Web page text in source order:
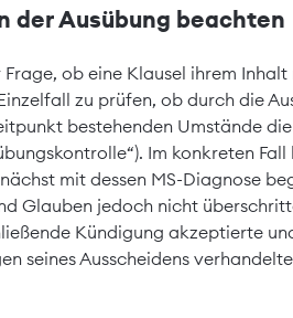
der Ausübung beachten
ob eine Klausel ihrem
zu prüfen, ob durch die
bestehenden Umstände
Im konkreten
mit dessen MS-Diagnose
Glauben jedoch nicht
Kündigung akzeptierte
seines Ausscheidens